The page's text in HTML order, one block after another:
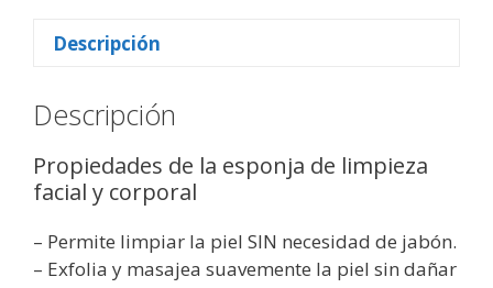
Descripción
Descripción
Propiedades de la esponja de limpieza
facial y corporal
– Permite limpiar la piel SIN necesidad de jabón.
– Exfolia y masajea suavemente la piel sin dañar